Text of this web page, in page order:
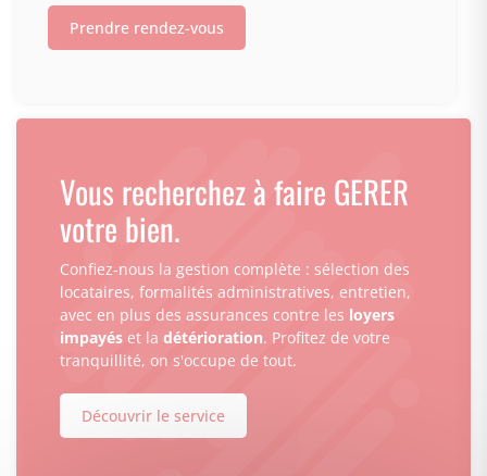
Prendre rendez-vous
Vous recherchez à faire GERER
votre bien.
Confiez-nous la gestion complète : sélection des
locataires, formalités administratives, entretien,
avec en plus des assurances contre les loyers
impayés et la détérioration. Profitez de votre
tranquillité, on s'occupe de tout.
Découvrir le service